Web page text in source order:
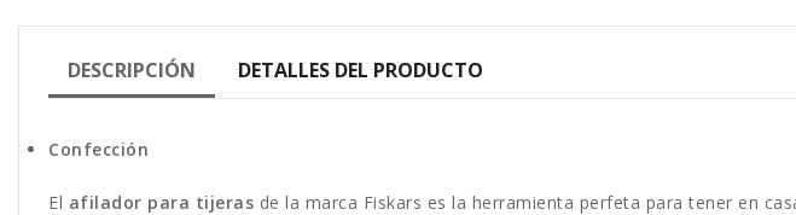
DESCRIPCIÓN DETALLES DEL PRODUCTO
Confección
El afilador para tijeras de la marca Fiskars es la herramienta perfeta para tener en